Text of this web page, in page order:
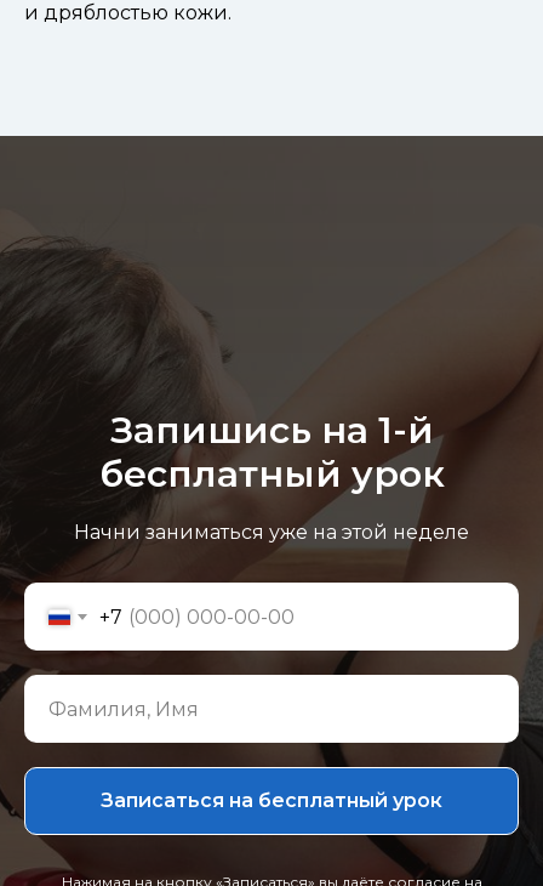
и дряблостью кожи.
Запишись на 1-й
бесплатный урок
Начни заниматься уже на этой неделе
+7
Записаться на бесплатный урок
Нажимая на кнопку «Записаться» вы даёте согласие на